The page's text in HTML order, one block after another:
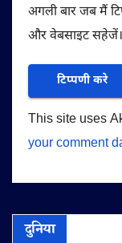
अगली बार जब मैं
और वेबसाइट सहेजें।
This site uses
your comment
दुनिया